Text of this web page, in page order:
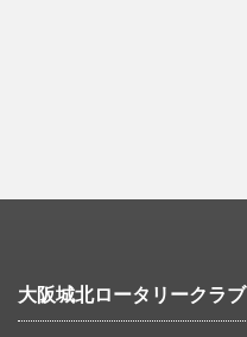
大阪城北ロータリークラブ